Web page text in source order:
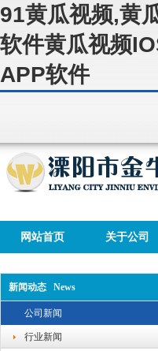
91黄瓜视频,黄
软件黄瓜视频
APP软件
网站首页 关于公司
新闻动态 News
公司新闻
行业新闻